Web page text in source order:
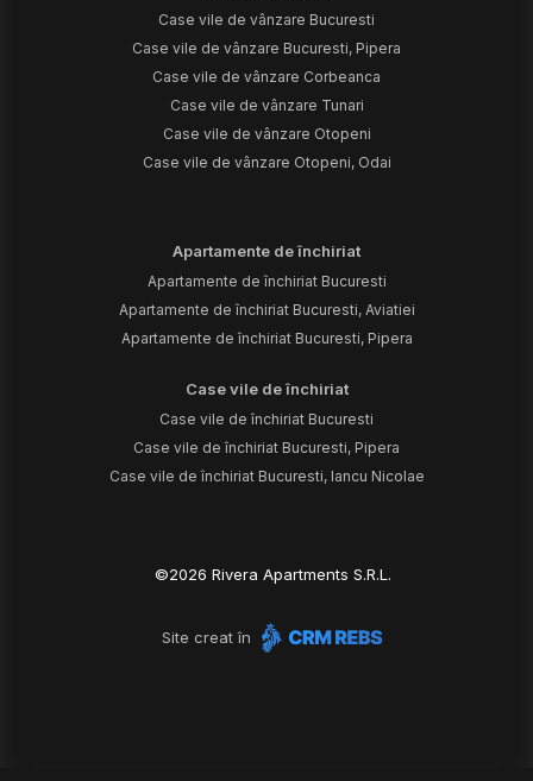
Case vile de vânzare Bucuresti
Case vile de vânzare Bucuresti, Pipera
Case vile de vânzare Corbeanca
Case vile de vânzare Tunari
Case vile de vânzare Otopeni
Case vile de vânzare Otopeni, Odai
Apartamente de închiriat
Apartamente de închiriat Bucuresti
Apartamente de închiriat Bucuresti, Aviatiei
Apartamente de închiriat Bucuresti, Pipera
Case vile de închiriat
Case vile de închiriat Bucuresti
Case vile de închiriat Bucuresti, Pipera
Case vile de închiriat Bucuresti, Iancu Nicolae
©2026 Rivera Apartments S.R.L.
Site creat în